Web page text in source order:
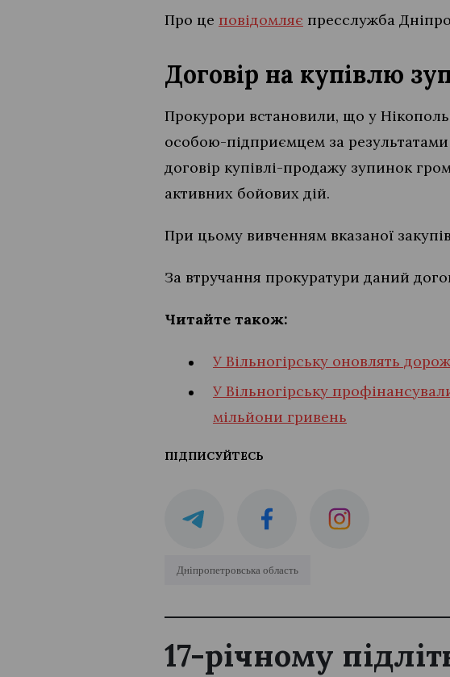
Про це повідомляє пресслужба
Договір на купівлю
Прокурори встановили, що у
особою-підприємцем за
договір купівлі-продажу зупинок
активних бойових дій.
При цьому вивченням вказаної
За втручання прокуратури даний
Читайте також:
У Вільногірську оновлять
У Вільногірську
мільйони гривень
ПІДПИСУЙТЕСЬ
Дніпропетровська область
17-річному